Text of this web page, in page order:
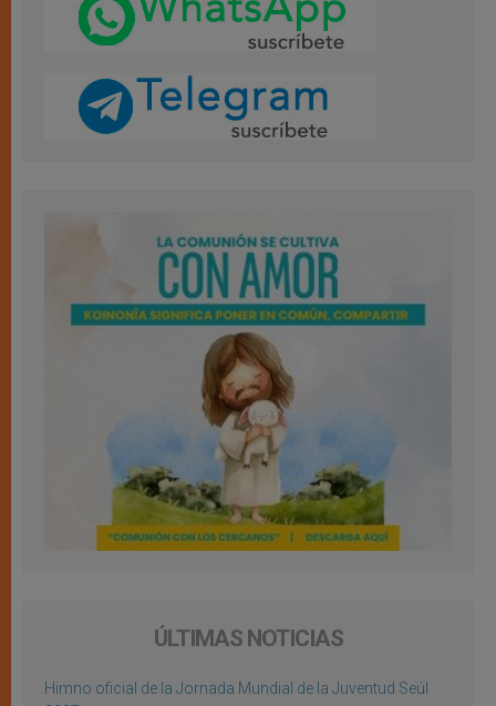
ÚLTIMAS NOTICIAS
Himno oficial de la Jornada Mundial de la Juventud Seúl